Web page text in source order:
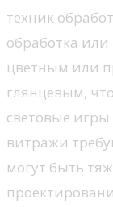
техник
обработка
цветным или
глянцевым,
световые
витражи
могут быть